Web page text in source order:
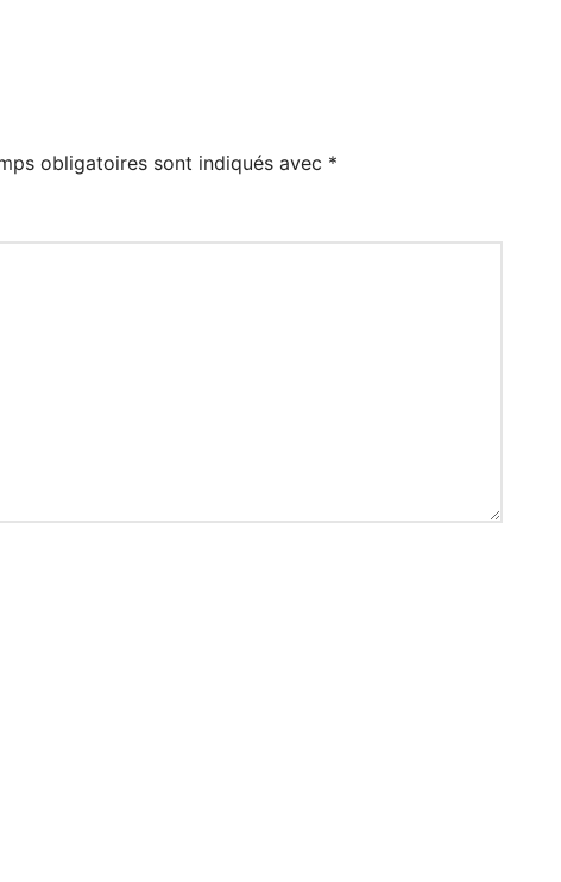
obligatoires sont indiqués avec *